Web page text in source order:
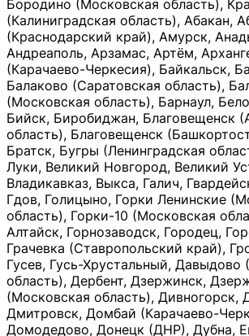
Бородино (Московская область),
(Калиниградская область), Абакан,
(Краснодарский край), Амурск,
Андреаполь, Арзамас, Артём,
(Карачаево-Черкесия), Байкальск,
Балаково (Саратовская область),
(Московская область), Барнаул,
Бийск, Биробиджан, Благовещенск
область), Благовещенск
Братск, Бугры (Ленинградская
Луки, Великий Новгород, Великий
Владикавказ, Выкса, Галич,
Гдов, Голицыно, Горки Ленинские
область), Горки-10 (Московская
Алтайск, Горнозаводск, Городец,
Грачевка (Ставропольский край),
Гусев, Гусь-Хрустальный, Давыдово
область), Дербент, Дзержинск,
(Московская область), Дивногорск,
Дмитровск, Домбай (Карачаево-
Домодедово, Донецк (ДНР), Дубна,